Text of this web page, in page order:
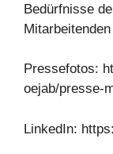
Bedürfnisse
Pressefotos:
oejab/presse-
LinkedIn: